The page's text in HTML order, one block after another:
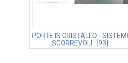
PORTE IN CRISTALLO - SISTEMI
SCORREVOLI [93]